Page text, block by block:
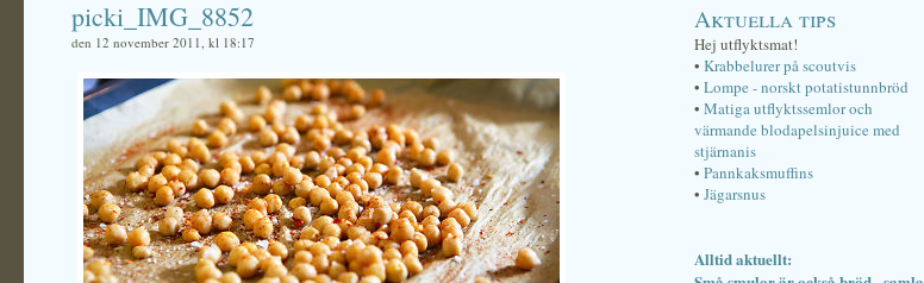
picki_IMG_8852
den 12 november 2011, kl 18:17
Aktuella tips
Hej utflyktsmat!
• Krabbelurer på scoutvis
• Lompe - norskt potatistunnbröd
• Matiga utflyktssemlor och
värmande blodapelsinjuice med
stjärnanis
• Pannkaksmuffins
• Jägarsnus
Alltid aktuellt: